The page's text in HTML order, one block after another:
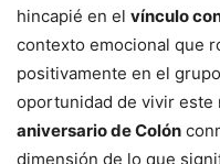
hincapié en el vínculo
contexto emocional que
positivamente en el
oportunidad de vivir este
aniversario de Colón
dimensión de lo que